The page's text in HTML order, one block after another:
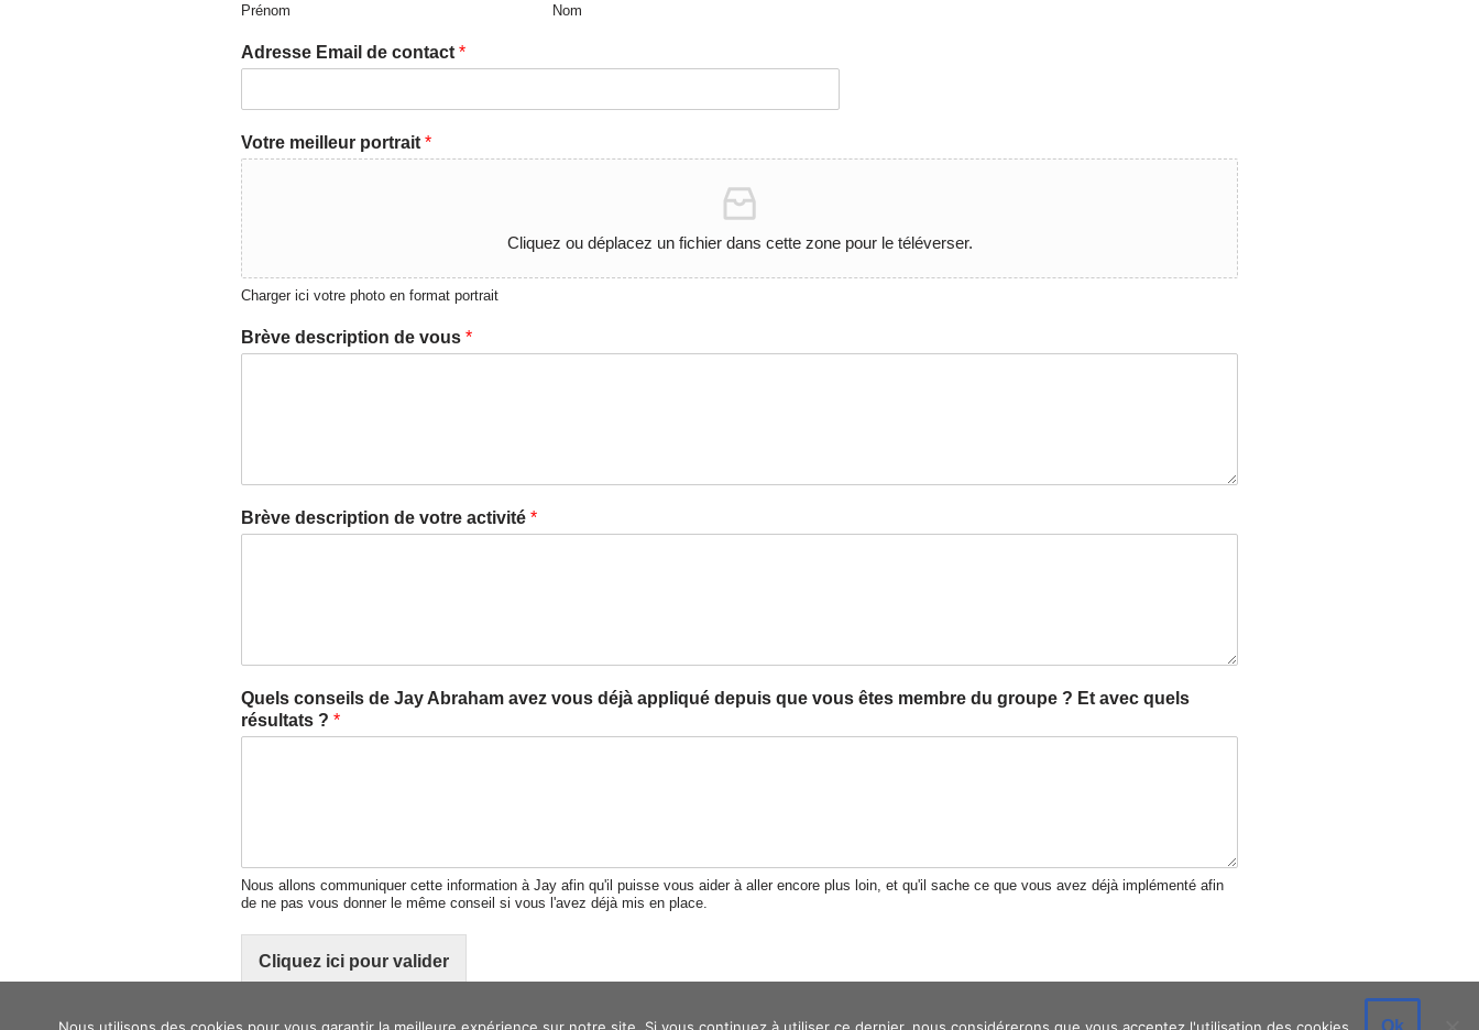
Prénom Nom
Adresse Email de contact *
Votre meilleur portrait *
Cliquez ou déplacez un fichier dans cette zone pour le téléverser.
Charger ici votre photo en format portrait
Brève description de vous *
Brève description de votre activité *
Quels conseils de Jay Abraham avez vous déjà appliqué depuis que vous êtes membre du groupe ? Et avec quels
résultats ? *
Nous allons communiquer cette information à Jay afin qu'il puisse vous aider à aller encore plus loin, et qu'il sache ce que vous avez déjà implémenté afin
de ne pas vous donner le même conseil si vous l'avez déjà mis en place.
Cliquez ici pour valider
Ok